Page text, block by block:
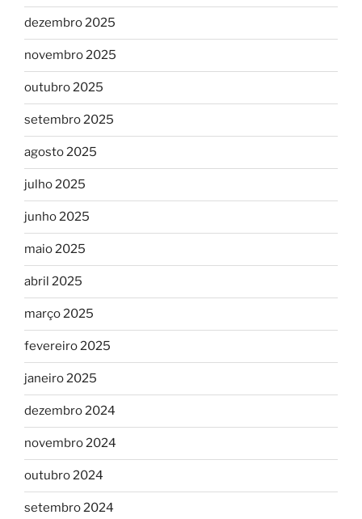
dezembro 2025
novembro 2025
outubro 2025
setembro 2025
agosto 2025
julho 2025
junho 2025
maio 2025
abril 2025
março 2025
fevereiro 2025
janeiro 2025
dezembro 2024
novembro 2024
outubro 2024
setembro 2024